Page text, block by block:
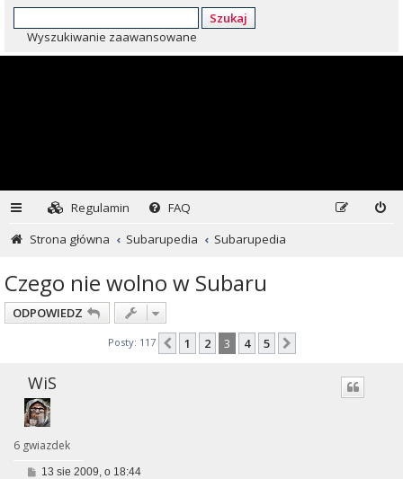
Szukaj
Wyszukiwanie zaawansowane
Regulamin
FAQ
Strona główna
Subarupedia Subarupedia
Czego nie wolno w Subaru
ODPOWIEDZ
Posty: 117 Poprzednia
1 2 3 4 5
WiS
6 gwiazdek
P13 sie 2009, o 18:44